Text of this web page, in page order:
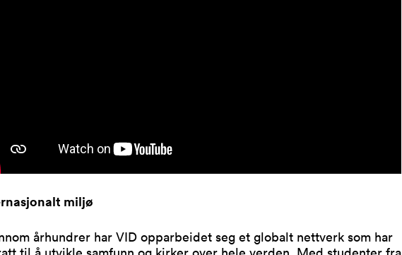
miljø
århundrer har VID opparbeidet seg et globalt nettverk som har